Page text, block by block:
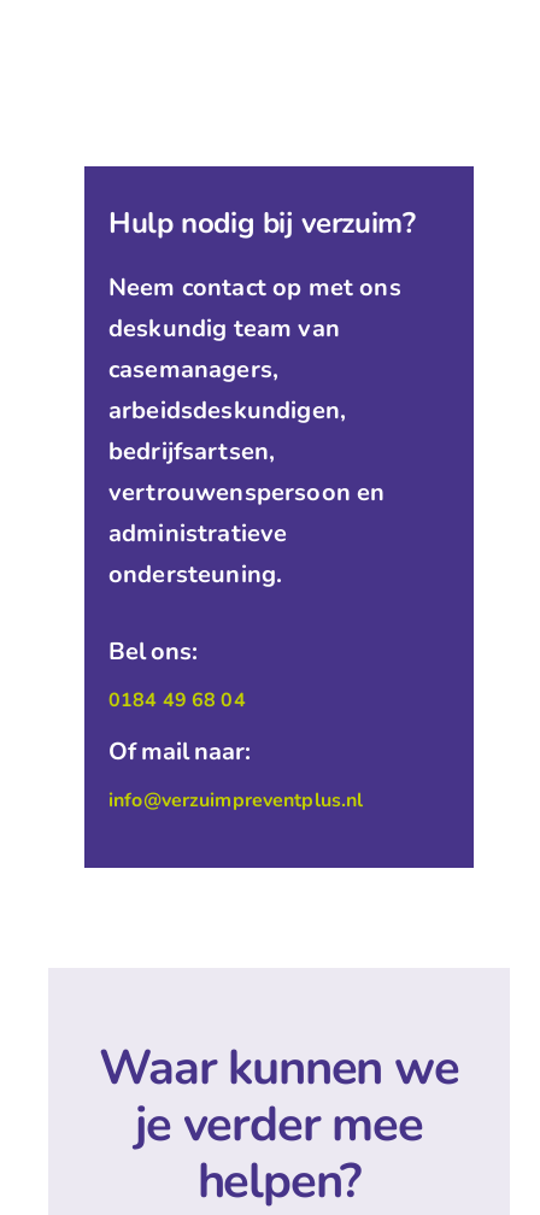
Hulp nodig bij verzuim?
Neem contact op met ons
deskundig team van
casemanagers,
arbeidsdeskundigen,
bedrijfsartsen,
vertrouwenspersoon en
administratieve
ondersteuning.
Bel ons:
0184 49 68 04
Of mail naar:
info@verzuimpreventplus.nl
Waar kunnen we
je verder mee
helpen?